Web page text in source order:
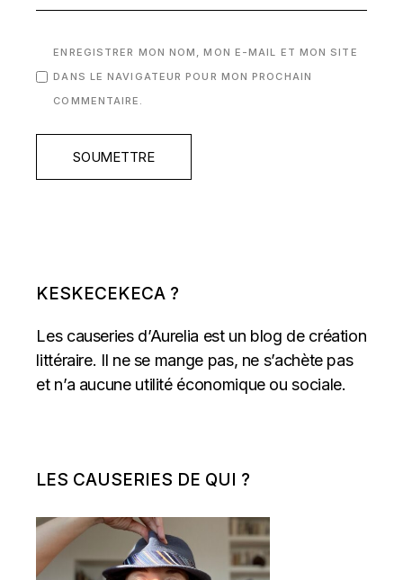
ENREGISTRER MON NOM, MON E-MAIL ET MON SITE
DANS LE NAVIGATEUR POUR MON PROCHAIN
COMMENTAIRE.
SOUMETTRE
KESKECEKECA ?
Les causeries d’Aurelia est un blog de création
littéraire. Il ne se mange pas, ne s’achète pas
et n’a aucune utilité économique ou sociale.
LES CAUSERIES DE QUI ?